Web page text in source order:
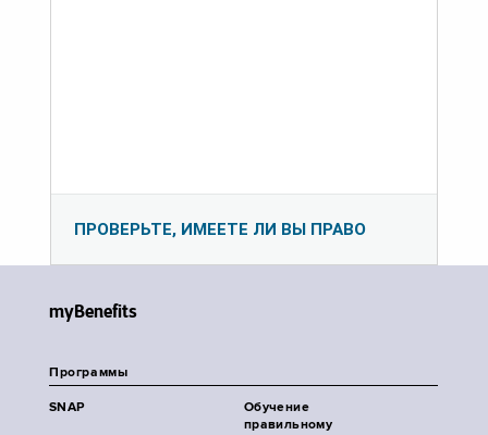
ПРОВЕРЬТЕ, ИМЕЕТЕ ЛИ ВЫ ПРАВО
myBenefits
Программы
SNAP
Обучение
правильному